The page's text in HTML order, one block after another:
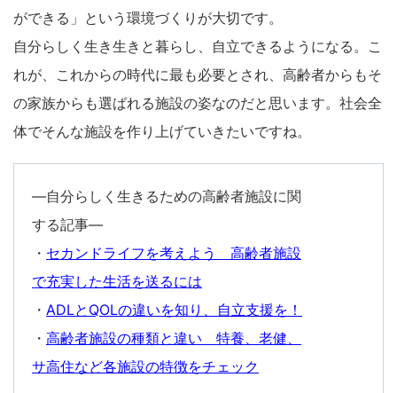
ができる」という環境づくりが大切です。
自分らしく生き生きと暮らし、自立できるようになる。こ
れが、これからの時代に最も必要とされ、高齢者からもそ
の家族からも選ばれる施設の姿なのだと思います。社会全
体でそんな施設を作り上げていきたいですね。
―自分らしく生きるための高齢者施設に関
する記事―
・ セカンドライフを考えよう 高齢者施設
で充実した生活を送るには
・ ADLとQOLの違いを知り、自立支援を！
・ 高齢者施設の種類と違い 特養、老健、
サ高住など各施設の特徴をチェック